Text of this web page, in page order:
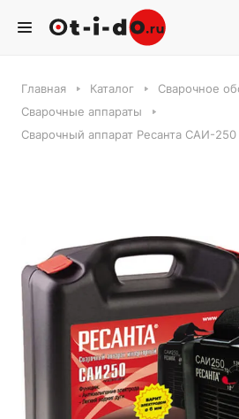
Главная Каталог
Сварочное
Сварочные аппараты
Сварочный аппарат Ресанта САИ-250